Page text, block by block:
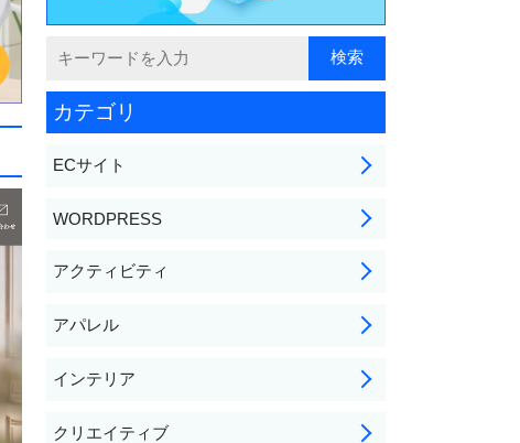
カテゴリ
ECサイト
WORDPRESS
アクティビティ
アパレル
インテリア
クリエイティブ